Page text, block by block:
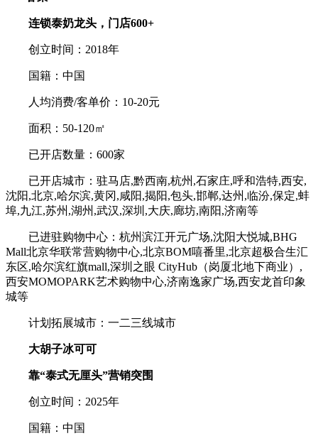
连锁泰奶龙头，门店600+
创立时间：2018年
国籍：中国
人均消费/客单价：10-20元
面积：50-120㎡
已开店数量：600家
已开店城市：驻马店,黔西南,杭州,石家庄,呼和浩特,西安,
沈阳,北京,哈尔滨,黄冈,咸阳,揭阳,包头,邯郸,达州,临汾,保定,蚌
埠,九江,苏州,湖州,武汉,深圳,大庆,廊坊,南阳,济南等
已进驻购物中心：杭州滨江开元广场,沈阳大悦城,BHG
Mall北京华联常营购物中心,北京BOM嘻番里,北京超极合生汇
东区,哈尔滨红旗mall,深圳之眼 CityHub（岗厦北地下商业）,
西安MOMOPARK艺术购物中心,济南逸家广场,西安龙首印象
城等
计划拓展城市：一二三线城市
大胡子冰可可
靠“泰式无厘头”营销突围
创立时间：2025年
国籍：中国